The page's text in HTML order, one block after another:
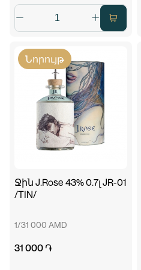
Նորույթ
Ջին J.Rose 43% 0.7լ JR-01
/TIN/
1/31 000 AMD
31 000 ֏